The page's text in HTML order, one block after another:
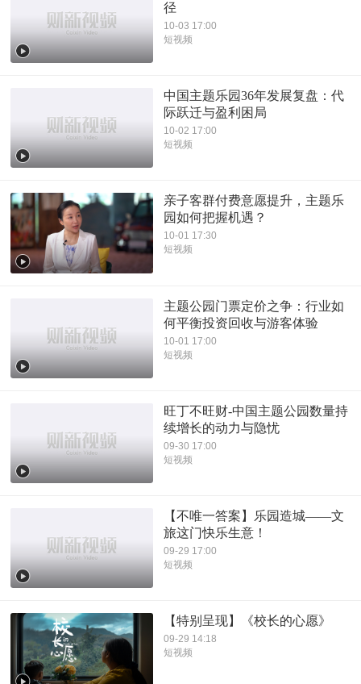
径
10-03 17:00
短视频
中国主题乐园36年发展复盘：代
际跃迁与盈利困局
10-02 17:00
短视频
亲子客群付费意愿提升，主题乐
园如何把握机遇？
10-01 17:30
短视频
主题公园门票定价之争：行业如
何平衡投资回收与游客体验
10-01 17:00
短视频
旺丁不旺财-中国主题公园数量持
续增长的动力与隐忧
09-30 17:00
短视频
【不唯一答案】乐园造城——文
旅这门快乐生意！
09-29 17:00
短视频
【特别呈现】《校长的心愿》
09-29 14:18
短视频